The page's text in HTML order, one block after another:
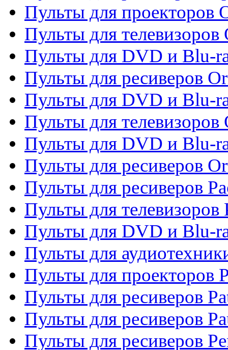
Пульты для проекторов
Пульты для телевизоров
Пульты для DVD и Blu-
Пульты для ресиверов
Пульты для DVD и Blu-
Пульты для телевизоров
Пульты для DVD и Blu-
Пульты для ресиверов
Пульты для ресиверов
Пульты для телевизоров
Пульты для DVD и Blu-
Пульты для
Пульты для проекторов
Пульты для ресиверов
Пульты для ресиверов
Пульты для ресиверов